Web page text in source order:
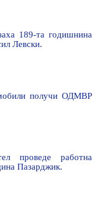
189-та годишнина
Левски.
получи ОДМВР
проведе работна
Пазарджик.